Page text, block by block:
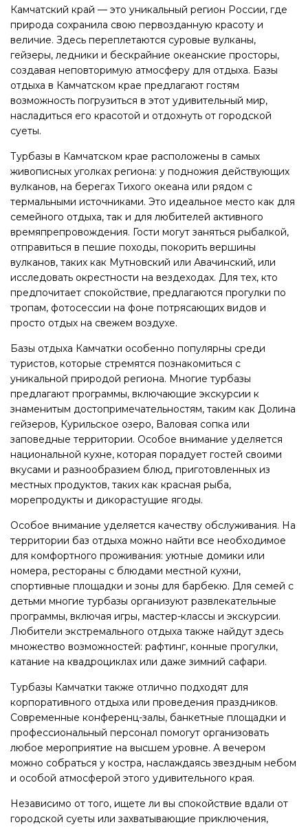
Камчатский край — это уникальный регион России, где
природа сохранила свою первозданную красоту и
величие. Здесь переплетаются суровые вулканы,
гейзеры, ледники и бескрайние океанские просторы,
создавая неповторимую атмосферу для отдыха. Базы
отдыха в Камчатском крае предлагают гостям
возможность погрузиться в этот удивительный мир,
насладиться его красотой и отдохнуть от городской
суеты.
Турбазы в Камчатском крае расположены в самых
живописных уголках региона: у подножия действующих
вулканов, на берегах Тихого океана или рядом с
термальными источниками. Это идеальное место как для
семейного отдыха, так и для любителей активного
времяпрепровождения. Гости могут заняться рыбалкой,
отправиться в пешие походы, покорить вершины
вулканов, таких как Мутновский или Авачинский, или
исследовать окрестности на вездеходах. Для тех, кто
предпочитает спокойствие, предлагаются прогулки по
тропам, фотосессии на фоне потрясающих видов и
просто отдых на свежем воздухе.
Базы отдыха Камчатки особенно популярны среди
туристов, которые стремятся познакомиться с
уникальной природой региона. Многие турбазы
предлагают программы, включающие экскурсии к
знаменитым достопримечательностям, таким как Долина
гейзеров, Курильское озеро, Валовая сопка или
заповедные территории. Особое внимание уделяется
национальной кухне, которая порадует гостей своими
вкусами и разнообразием блюд, приготовленных из
местных продуктов, таких как красная рыба,
морепродукты и дикорастущие ягоды.
Особое внимание уделяется качеству обслуживания. На
территории баз отдыха можно найти все необходимое
для комфортного проживания: уютные домики или
номера, рестораны с блюдами местной кухни,
спортивные площадки и зоны для барбекю. Для семей с
детьми многие турбазы организуют развлекательные
программы, включая игры, мастер-классы и экскурсии.
Любители экстремального отдыха также найдут здесь
множество возможностей: рафтинг, конные прогулки,
катание на квадроциклах или даже зимний сафари.
Турбазы Камчатки также отлично подходят для
корпоративного отдыха или проведения праздников.
Современные конференц-залы, банкетные площадки и
профессиональный персонал помогут организовать
любое мероприятие на высшем уровне. А вечером
можно собраться у костра, наслаждаясь звездным небом
и особой атмосферой этого удивительного края.
Независимо от того, ищете ли вы спокойствие вдали от
городской суеты или захватывающие приключения,